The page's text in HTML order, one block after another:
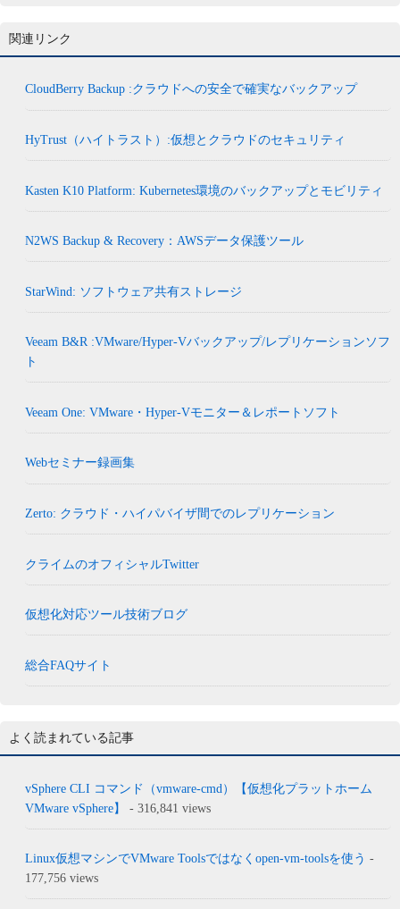
関連リンク
CloudBerry Backup :クラウドへの安全で確実なバックアップ
HyTrust（ハイトラスト）:仮想とクラウドのセキュリティ
Kasten K10 Platform: Kubernetes環境のバックアップとモビリティ
N2WS Backup & Recovery：AWSデータ保護ツール
StarWind: ソフトウェア共有ストレージ
Veeam B&R :VMware/Hyper-Vバックアップ/レプリケーションソフ
ト
Veeam One: VMware・Hyper-Vモニター＆レポートソフト
Webセミナー録画集
Zerto: クラウド・ハイパバイザ間でのレプリケーション
クライムのオフィシャルTwitter
仮想化対応ツール技術ブログ
総合FAQサイト
よく読まれている記事
vSphere CLI コマンド（vmware-cmd）【仮想化プラットホーム
VMware vSphere】
- 316,841 views
Linux仮想マシンでVMware Toolsではなくopen-vm-toolsを使う -
177,756 views